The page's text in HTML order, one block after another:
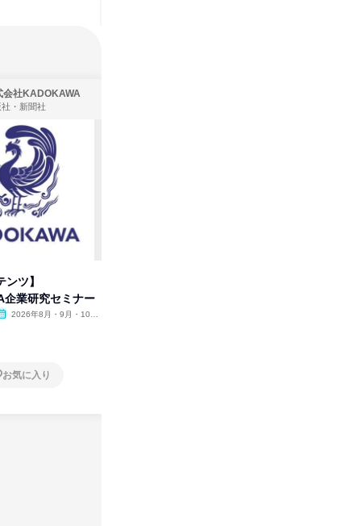
会社KADOKAWA
・新聞社
ンツ】
企業研究セミナー
2026年8月・9月・10
お気に入り